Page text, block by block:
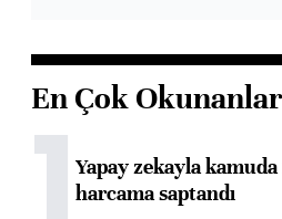
En Çok Okunanlar
1Yapay zekayla
harcama saptandı